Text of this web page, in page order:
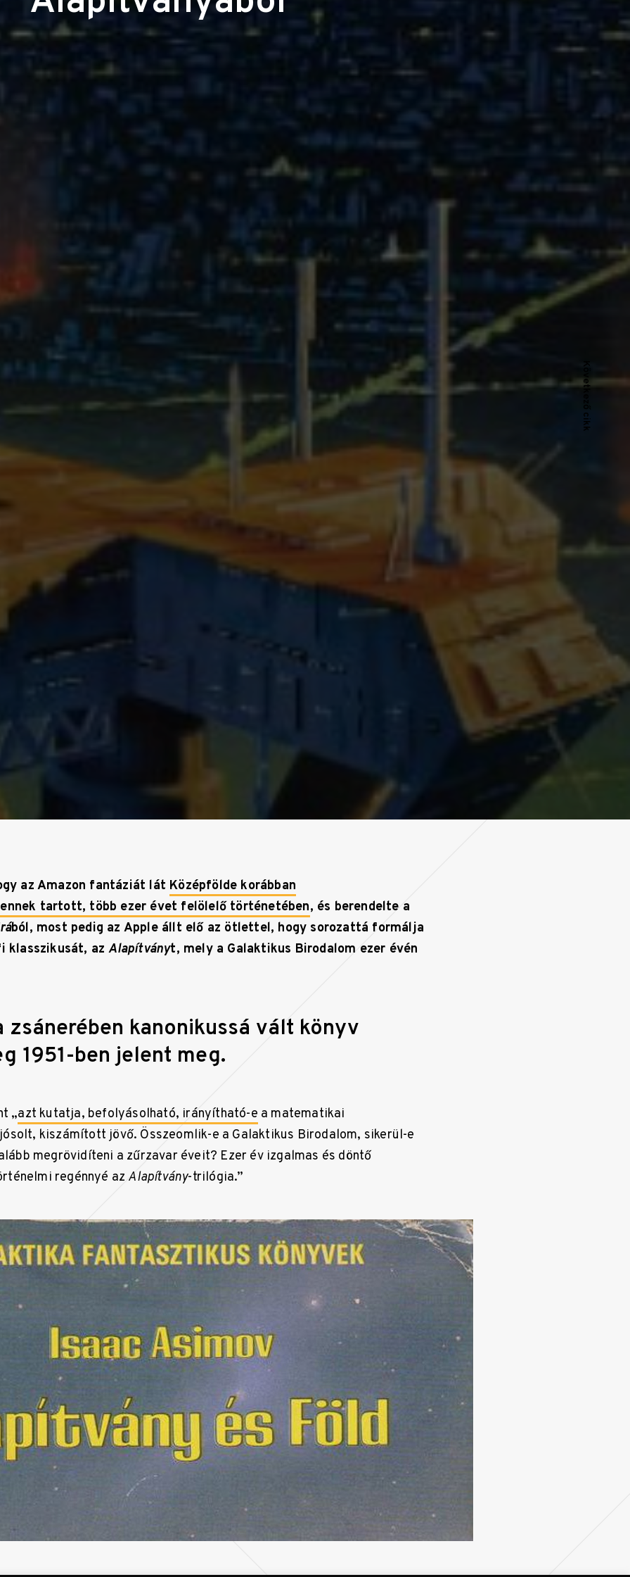
az Amazon fantáziát lát Középfölde korábban
tartott, több ezer évet felölelő történetében, és berendelte a
ból, most pedig az Apple állt elő az ötlettel, hogy sorozattá formálja
klasszikusát, azAlapítványt, mely a Galaktikus Birodalom ezer évén
zsánerében kanonikussá vált könyv
1951-ben jelent meg.
„azt kutatja, befolyásolható, irányítható-e a matematikai
kiszámított jövő. Összeomlik-e a Galaktikus Birodalom, sikerül-e
megrövidíteni a zűrzavar éveit? Ezer év izgalmas és döntő
regénnyé az Alapítvány-trilógia.”
Következő cikk